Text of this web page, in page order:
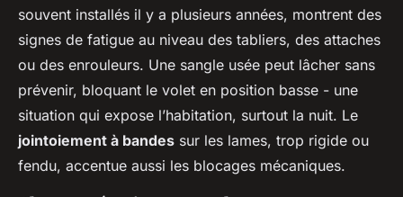
souvent installés il y a plusieurs années, montrent des
signes de fatigue au niveau des tabliers, des attaches
ou des enrouleurs. Une sangle usée peut lâcher sans
prévenir, bloquant le volet en position basse - une
situation qui expose l’habitation, surtout la nuit. Le
jointoiement à bandes sur les lames, trop rigide ou
fendu, accentue aussi les blocages mécaniques.